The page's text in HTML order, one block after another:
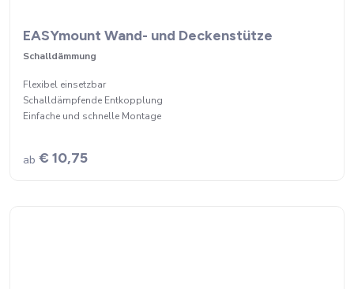
EASYmount Wand- und Deckenstütze
Schalldämmung
Flexibel einsetzbar
Schalldämpfende Entkopplung
Einfache und schnelle Montage
ab € 10,75